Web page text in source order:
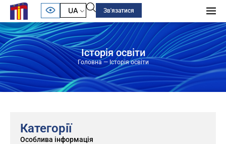
UA Зв'язатися
Історія освіти
Головна— Історія освіти
Категорії
Особлива інформація